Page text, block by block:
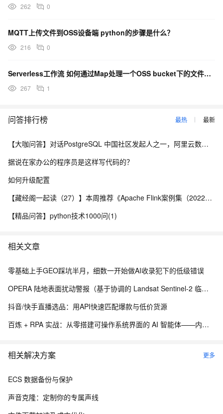
262 0
MQTT上传文件到OSS设备端 python的步骤是什么？
216 0
Serverless工作流 如何通过Map处理一个OSS bucket下的文件清单？Python语言
267 1
问答排行榜 最热 最新
【大咖问答】对话PostgreSQL 中国社区发起人之一，阿里云数据库高级专家 德哥
据说在家办公的程序员是这样写代码的？
如何升级配置
【藏经阁一起读（27）】本周推荐《Apache Flink案例集（2022版）》，你有哪些心得？
【精品问答】python技术1000问(1)
相关文章
零基础上手GEO踩坑半月，细数一开始做AI收录犯下的低级错误
OPERA 陆地表面扰动警报（基于协调的 Landsat Sentinel-2 临时产品，版本 0）
抖音/快手直播选品：用API快速匹配爆款与低价货源
百炼 + RPA 实战：从零搭建可操作系统界面的 AI 智能体——内网离线部署与 EXE 打包分发完整方案
相关解决方案 更多
ECS 数据备份与保护
声音克隆：定制你的专属声线